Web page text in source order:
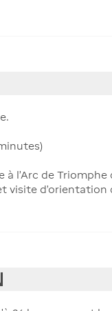
l’Arc de Triomphe
d’orientation